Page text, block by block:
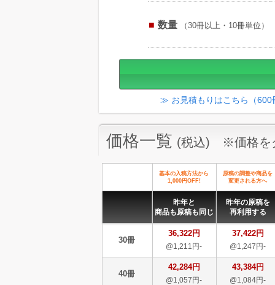
数量 （30冊以上・10冊単位）
≫ お見積もりはこちら（600
価格一覧 (税込) ※価格を
基本の入稿方法から
1,000円OFF!
原稿の調整や商品を
変更される方へ
昨年と
商品も原稿も同じ
昨年の原稿を
再利用する
30冊
36,322円
@1,211円-
37,422円
@1,247円-
40冊
42,284円
@1,057円-
43,384円
@1,084円-